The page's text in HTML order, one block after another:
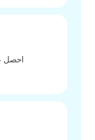
احصل